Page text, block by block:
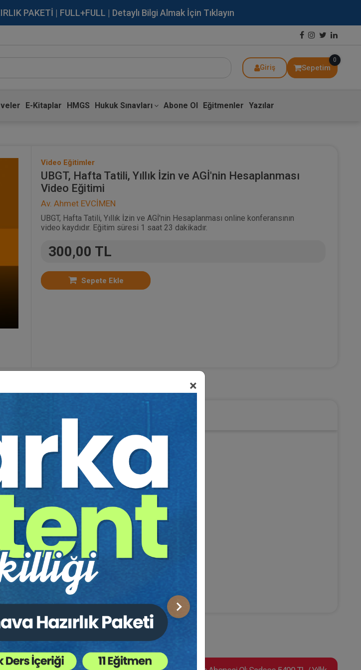
PAKETİ | FULL+FULL | Detaylı Bilgi Almak İçin Tıklayın
Giriş Sepetim
0
E-Kitaplar HMGS Hukuk Sınavları Abone Ol Eğitmenler Yazılar
×
Sonraki
Video Eğitimler
UBGT, Hafta Tatili, Yıllık İzin ve AGİ'nin Hesaplanması
Video Eğitimi
Av. Ahmet EVCİMEN
UBGT, Hafta Tatili, Yıllık İzin ve AGİ'nin Hesaplanması online konferansının
video kaydıdır. Eğitim süresi 1 saat 23 dakikadır.
300,00 TL
Sepete Ekle